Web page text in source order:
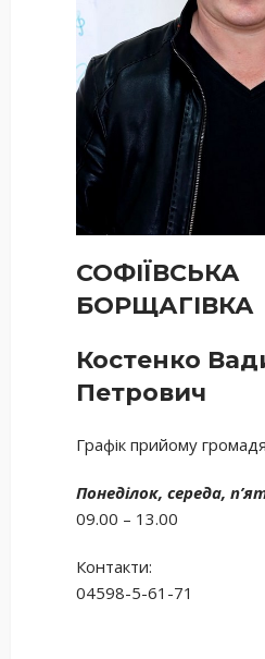
СОФІЇВСЬКА
БОРЩАГІВКА
Костенко
Петрович
Графік прийому
Понеділок, середа,
09.00 – 13.00
Контакти:
04598-5-61-71